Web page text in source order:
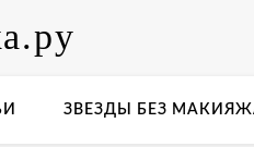
ЗВЕЗДЫ БЕЗ